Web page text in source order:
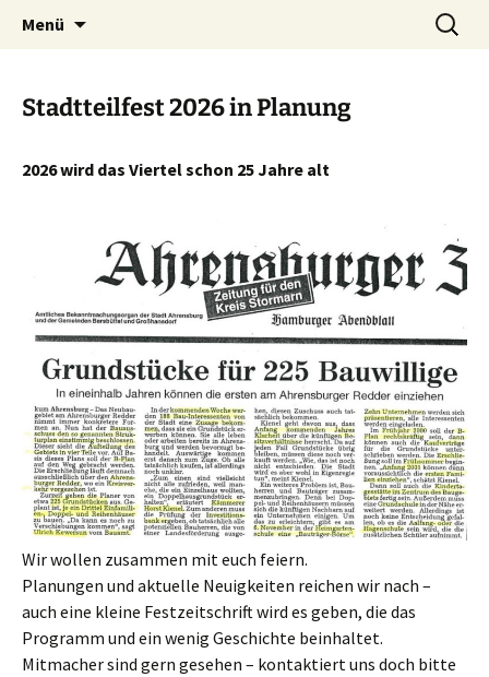
Interessenvertretung
Ahrensburger Kamp e. V.
Ahrensburg, Schleswig-Holstein
Menü
Suchen
nach:
Stadtteilfest 2026 in Planung
2026 wird das Viertel schon 25 Jahre alt
Wir wollen zusammen mit euch feiern.
Planungen und aktuelle Neuigkeiten reichen wir nach –
auch eine kleine Festzeitschrift wird es geben, die das
Programm und ein wenig Geschichte beinhaltet.
Mitmacher sind gern gesehen – kontaktiert uns doch bitte